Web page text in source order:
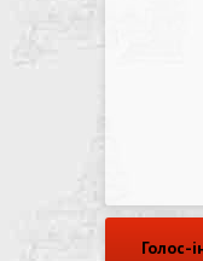
Голос-